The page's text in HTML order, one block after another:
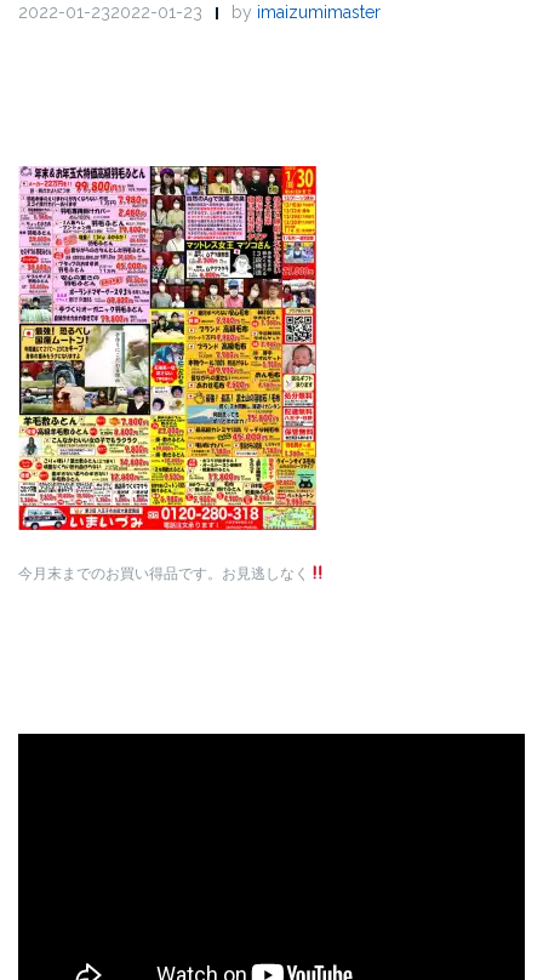
2022-01-232022-01-23 by imaizumimaster
今月末までのお買い得品です。お見逃しなく